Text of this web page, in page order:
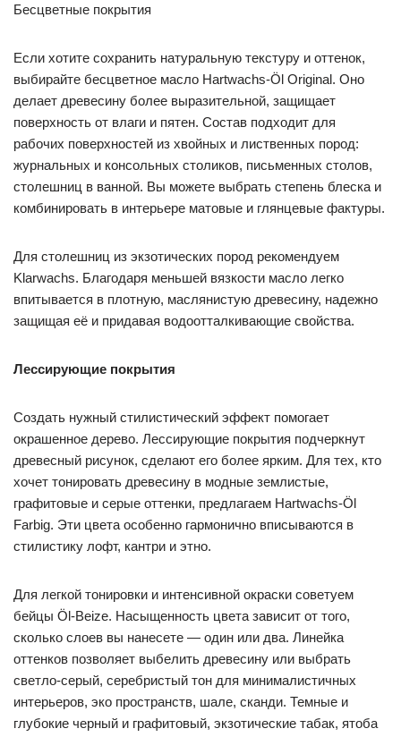
Бесцветные покрытия
Если хотите сохранить натуральную текстуру и оттенок,
выбирайте бесцветное масло Hartwachs-Öl Original. Оно
делает древесину более выразительной, защищает
поверхность от влаги и пятен. Состав подходит для
рабочих поверхностей из хвойных и лиственных пород:
журнальных и консольных столиков, письменных столов,
столешниц в ванной. Вы можете выбрать степень блеска и
комбинировать в интерьере матовые и глянцевые фактуры.
Для столешниц из экзотических пород рекомендуем
Klarwachs. Благодаря меньшей вязкости масло легко
впитывается в плотную, маслянистую древесину, надежно
защищая её и придавая водоотталкивающие свойства.
Лессирующие покрытия
Создать нужный стилистический эффект помогает
окрашенное дерево. Лессирующие покрытия подчеркнут
древесный рисунок, сделают его более ярким. Для тех, кто
хочет тонировать древесину в модные землистые,
графитовые и серые оттенки, предлагаем Hartwachs-Öl
Farbig. Эти цвета особенно гармонично вписываются в
стилистику лофт, кантри и этно.
Для легкой тонировки и интенсивной окраски советуем
бейцы Öl-Beize. Насыщенность цвета зависит от того,
сколько слоев вы нанесете — один или два. Линейка
оттенков позволяет выбелить древесину или выбрать
светло-серый, серебристый тон для минималистичных
интерьеров, эко пространств, шале, сканди. Темные и
глубокие черный и графитовый, экзотические табак, ятоба